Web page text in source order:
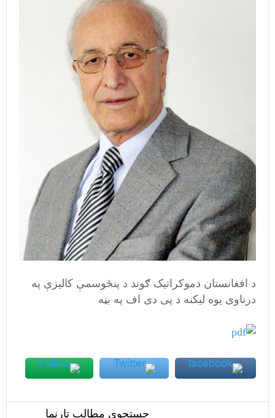
د افغانستان دموکراتیک ګوند د پنځوسمې کالیزې په
درناوی یوه لیکنه د پی دی اف په بڼه
جستجوی مطالب تارنما